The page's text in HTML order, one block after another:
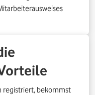
registriert, bekommst